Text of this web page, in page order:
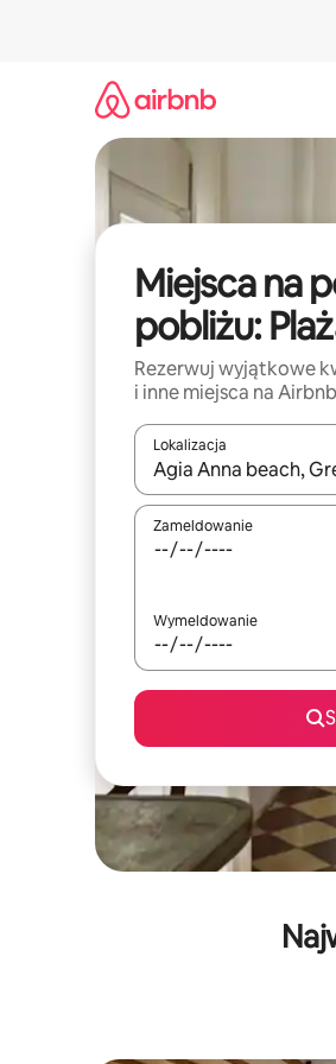
Miejsca na
pobliżu:
Rezerwuj wyjątkowe
i inne miejsca na Airbnb
Lokalizacja
Gdy wyniki będą
Zameldowanie
Wymeldowanie